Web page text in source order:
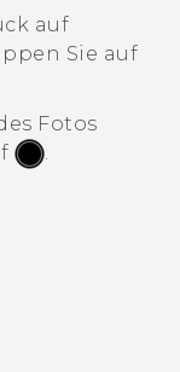
auf
Sie auf
Fotos